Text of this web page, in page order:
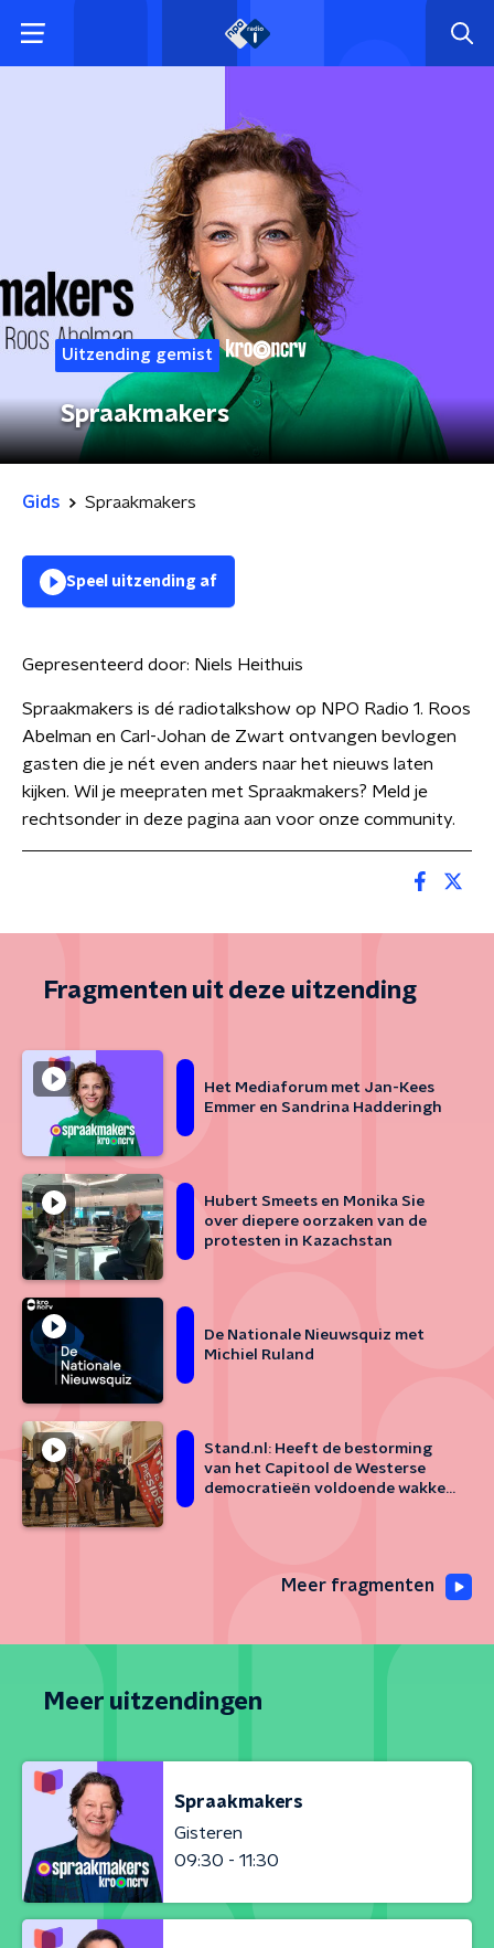
Uitzending gemist
Spraakmakers
Gids Spraakmakers
Speel uitzending af
Gepresenteerd door: Niels Heithuis
Spraakmakers is dé radiotalkshow op NPO Radio 1. Roos
Abelman en Carl-Johan de Zwart ontvangen bevlogen
gasten die je nét even anders naar het nieuws laten
kijken. Wil je meepraten met Spraakmakers? Meld je
rechtsonder in deze pagina aan voor onze community.
Fragmenten uit deze uitzending
Het Mediaforum met Jan-Kees
Emmer en Sandrina Hadderingh
Hubert Smeets en Monika Sie
over diepere oorzaken van de
protesten in Kazachstan
De Nationale Nieuwsquiz met
Michiel Ruland
Stand.nl: Heeft de bestorming
van het Capitool de Westerse
democratieën voldoende wakker
Meer fragmenten
Meer uitzendingen
Spraakmakers
Gisteren
09:30 - 11:30